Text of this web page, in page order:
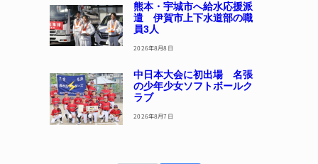
熊本・宇城市へ給水応援派
遣 伊賀市上下水道部の職
員3人
2026年8月8日
中日本大会に初出場 名張
の少年少女ソフトボールク
ラブ
2026年8月7日